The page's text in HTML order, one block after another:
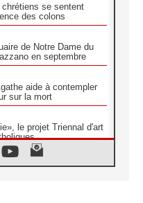
se sentent
des colons
de Notre Dame du
en septembre
aide à contempler
sur la mort
le projet Triennal d'art
la parole aux religieuses